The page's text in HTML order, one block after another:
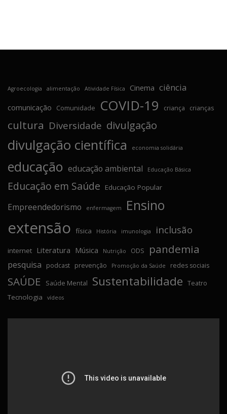
Agroecologia alimentação Atividade Física Cinema ciência
comunicação Comunidade COVID-19 criança crianças
cultura Diversidade divulgação
divulgação científica economia solidária
educação educação ambiental Educação Básica
Educação em Saúde Educação Popular
Empreendedorismo enfermagem Ensino
extensão física História imunologia inclusão
internet Literatura Música Nutrição ODS pandemia
pesquisa podcast prevenção Promoção da Saúde redes sociais
SAÚDE Saúde Mental Sustentabilidade Teatro
Tecnologia vídeos